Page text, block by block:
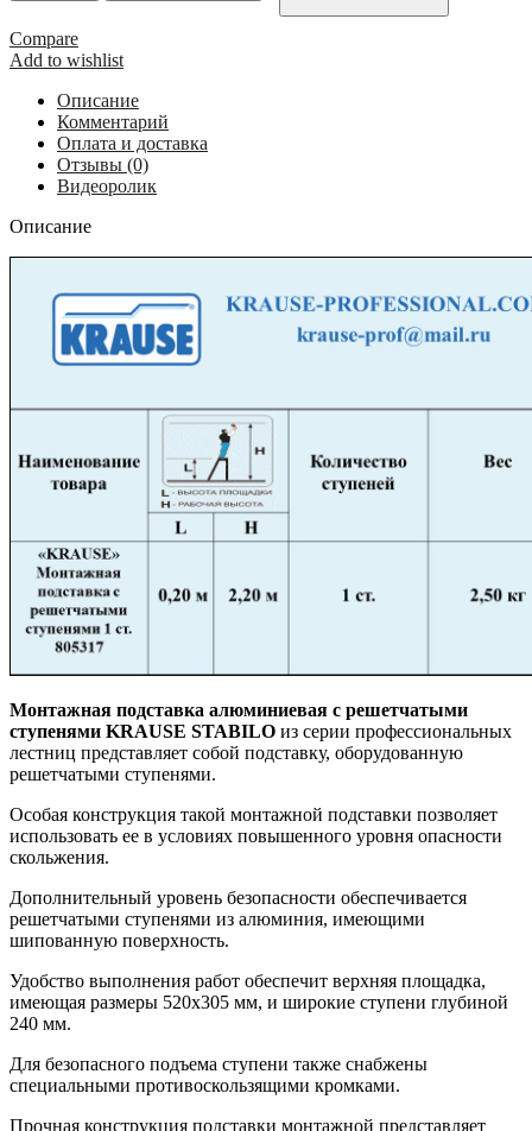
алюминиевая
с
решетчатыми
ступенями
KRAUSE
STABILO
1
ступень
805317
Compare
Add to wishlist
Описание
Комментарий
Оплата и доставка
Отзывы (0)
Видеоролик
Описание
Монтажная подставка алюминиевая с решетчатыми
ступенями KRAUSE STABILO из серии профессиональных
лестниц представляет собой подставку, оборудованную
решетчатыми ступенями.
Особая конструкция такой монтажной подставки позволяет
использовать ее в условиях повышенного уровня опасности
скольжения.
Дополнительный уровень безопасности обеспечивается
решетчатыми ступенями из алюминия, имеющими
шипованную поверхность.
Удобство выполнения работ обеспечит верхняя площадка,
имеющая размеры 520х305 мм, и широкие ступени глубиной
240 мм.
Для безопасного подъема ступени также снабжены
специальными противоскользящими кромками.
Прочная конструкция подставки монтажной представляет